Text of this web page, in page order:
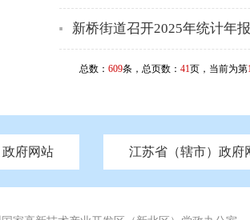
新桥街道召开2025年统计年
总数： 609条，总页数： 41页，当前为第
府网站
重庆 河南 河北 山西 辽宁 吉林
江苏省（辖市）政府
南京市政府 苏州市政府 无锡市政府 常
市教育局 市科技局 市民族宗教事务
市审计局 市外事办 市生态环境局 市
区人大 区